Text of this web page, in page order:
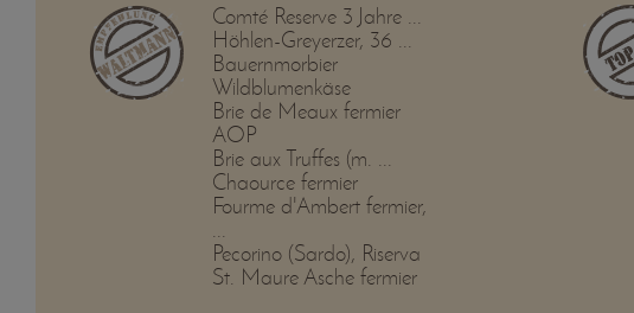
Comté Reserve 3 Jahre ...
Höhlen-Greyerzer, 36 ...
Bauernmorbier
Wildblumenkäse
Brie de Meaux fermier
AOP
Brie aux Truffes (m. ...
Chaource fermier
Fourme d'Ambert fermier,
...
Pecorino (Sardo), Riserva
St. Maure Asche fermier